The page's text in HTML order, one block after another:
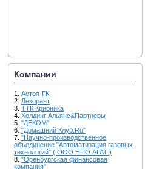
Компании
1. Астоя-ГК
2. Лекорант
3. ТТК Крионика
4. Холдинг Альянс&Партнеры
5. "ДЕКОМ"
6. "Домашний Клуб.Ru"
7. "Научно-производственное
объединение "Автоматизация газовых
технологий" ( ООО НПО АГАТ )
8. "Оренбургская финансовая
компания"